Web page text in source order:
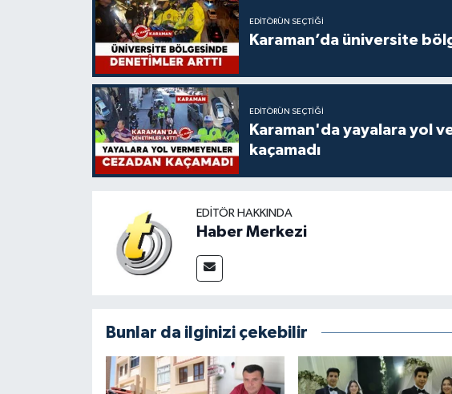
EDITÖRÜN SEÇTIĞI
Karaman’da üniversite
EDITÖRÜN SEÇTIĞI
Karaman'da yayalara yol
kaçamadı
EDITÖR HAKKINDA
Haber Merkezi
Bunlar da ilginizi çekebilir